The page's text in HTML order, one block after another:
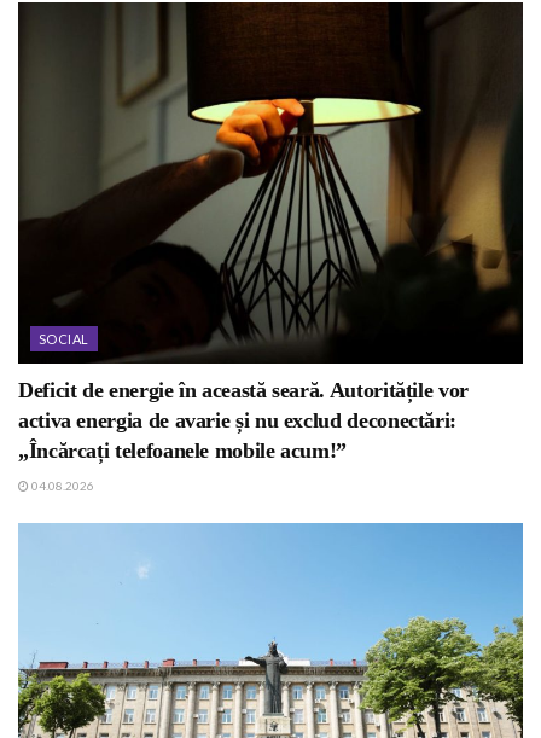
SOCIAL
Deficit de energie în această seară. Autoritățile vor
activa energia de avarie și nu exclud deconectări:
„Încărcați telefoanele mobile acum!”
04.08.2026